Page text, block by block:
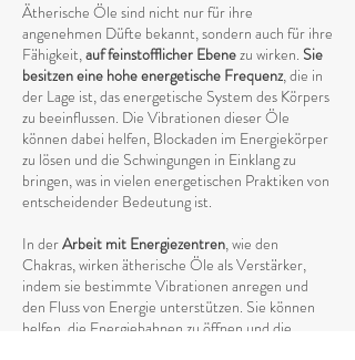
Ätherische Öle sind nicht nur für ihre
angenehmen Düfte bekannt, sondern auch für ihre
Fähigkeit,auf feinstofflicher Ebenezu wirken. Sie
besitzen eine hohe energetische Frequenz, die in
der Lage ist, das energetische System des Körpers
zu beeinflussen. Die Vibrationen dieser Öle
können dabei helfen, Blockaden im Energiekörper
zu lösen und die Schwingungen in Einklang zu
bringen, was in vielen energetischen Praktiken von
entscheidender Bedeutung ist.
In derArbeit mit Energiezentren, wie den
Chakras, wirken ätherische Öle als Verstärker,
indem sie bestimmte Vibrationen anregen und
den Fluss von Energie unterstützen. Sie können
helfen, die Energiebahnen zu öffnen und die